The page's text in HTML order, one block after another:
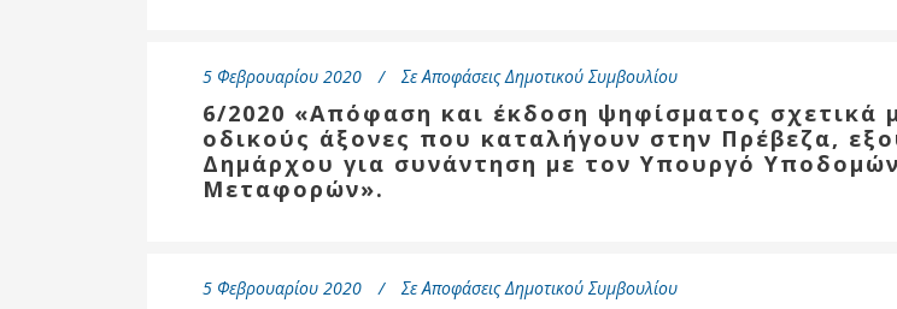
Ενότητες
5 Φεβρουαρίου 2020 Σε Αποφάσεις Δημοτικού Συμβουλίου
6/2020 «Απόφαση και έκδοση ψηφίσματος σχετικά
οδικούς άξονες που καταλήγουν στην Πρέβεζα,
Δημάρχου για συνάντηση με τον Υπουργό
Μεταφορών».
5 Φεβρουαρίου 2020 Σε Αποφάσεις Δημοτικού Συμβουλίου